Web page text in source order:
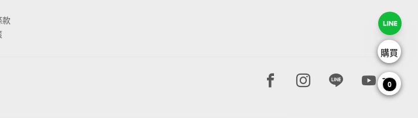
款
Facebook page
Instagram page
Line pageYoutube
購買
0